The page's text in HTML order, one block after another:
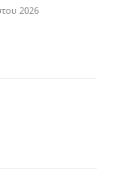
2026